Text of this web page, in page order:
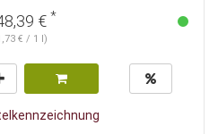
€ *
€ / 1 l)